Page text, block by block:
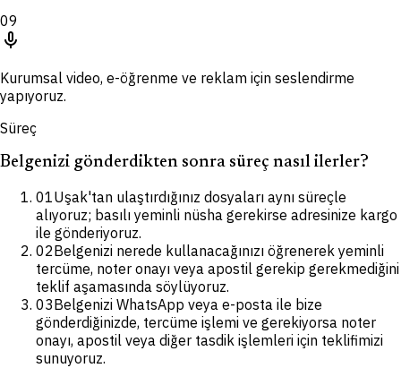
09
mic
Kurumsal video, e-öğrenme ve reklam için seslendirme
yapıyoruz.
Süreç
Belgenizi gönderdikten sonra süreç nasıl ilerler?
01Uşak'tan ulaştırdığınız dosyaları aynı süreçle
alıyoruz; basılı yeminli nüsha gerekirse adresinize kargo
ile gönderiyoruz.
02Belgenizi nerede kullanacağınızı öğrenerek yeminli
tercüme, noter onayı veya apostil gerekip gerekmediğini
teklif aşamasında söylüyoruz.
03Belgenizi WhatsApp veya e-posta ile bize
gönderdiğinizde, tercüme işlemi ve gerekiyorsa noter
onayı, apostil veya diğer tasdik işlemleri için teklifimizi
sunuyoruz.